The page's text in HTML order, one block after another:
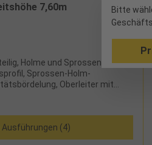
7,60m
Holme und Sprossen aus
Sprossen-Holm-
Oberleiter mit
mit Quertraverse
Ausführungen (4)
Bitte